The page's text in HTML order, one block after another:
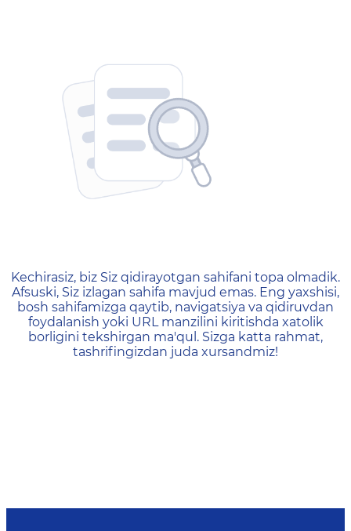
404 — Страница не
Kechirasiz, biz Siz qidirayotgan sahifani topa olmadik.
Afsuski, Siz izlagan sahifa mavjud emas. Eng yaxshisi,
bosh sahifamizga qaytib, navigatsiya va qidiruvdan
foydalanish yoki URL manzilini kiritishda xatolik
borligini tekshirgan ma'qul. Sizga katta rahmat,
tashrifingizdan juda xursandmiz!